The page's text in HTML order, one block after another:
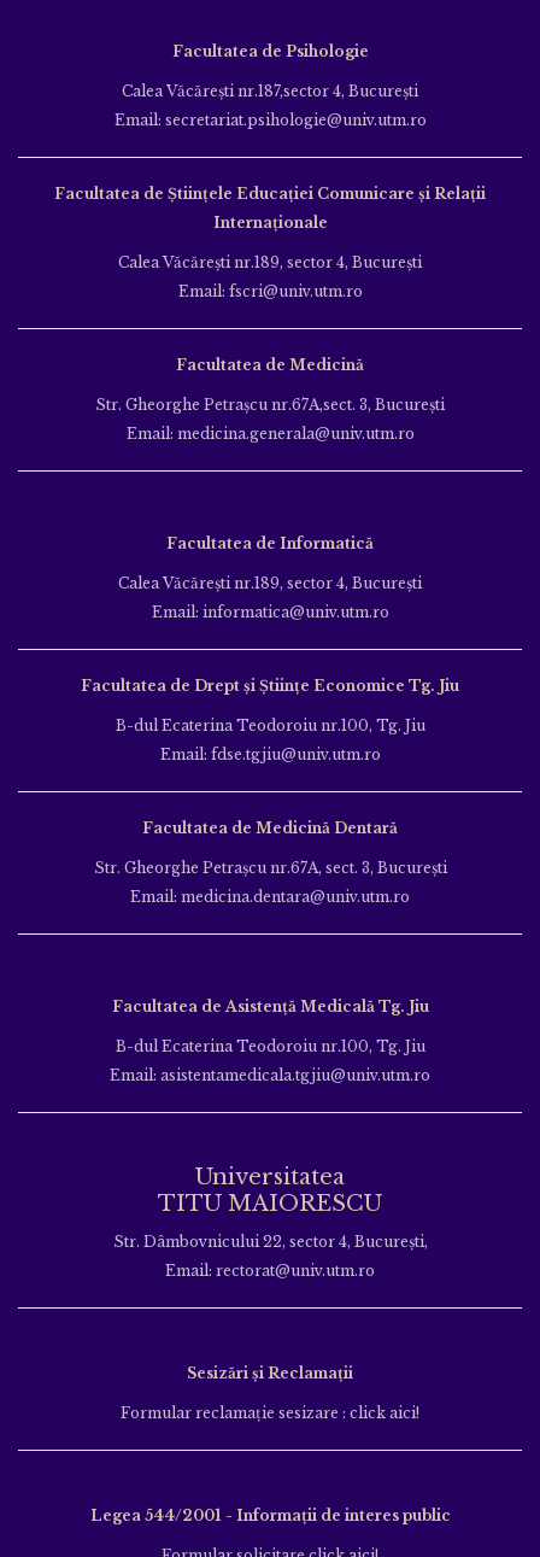
Facultatea de Psihologie
Calea Văcăreşti nr.187,sector 4, Bucureşti
Email: secretariat.psihologie@univ.utm.ro
Facultatea de Ştiinţele Educației Comunicare și Relații
Internaționale
Calea Văcăreşti nr.189, sector 4, Bucureşti
Email: fscri@univ.utm.ro
Facultatea de Medicină
Str. Gheorghe Petraşcu nr.67A,sect. 3, Bucureşti
Email: medicina.generala@univ.utm.ro
Facultatea de Informatică
Calea Văcăreşti nr.189, sector 4, Bucureşti
Email: informatica@univ.utm.ro
Facultatea de Drept și Științe Economice Tg. Jiu
B-dul Ecaterina Teodoroiu nr.100, Tg. Jiu
Email: fdse.tgjiu@univ.utm.ro
Facultatea de Medicină Dentară
Str. Gheorghe Petraşcu nr.67A, sect. 3, Bucureşti
Email: medicina.dentara@univ.utm.ro
Facultatea de Asistență Medicală Tg. Jiu
B-dul Ecaterina Teodoroiu nr.100, Tg. Jiu
Email: asistentamedicala.tgjiu@univ.utm.ro
Universitatea
TITU MAIORESCU
Str. Dâmbovnicului 22, sector 4, București,
Email: rectorat@univ.utm.ro
Sesizări și Reclamații
Formular reclamație sesizare : click aici!
Legea 544/2001 - Informații de interes public